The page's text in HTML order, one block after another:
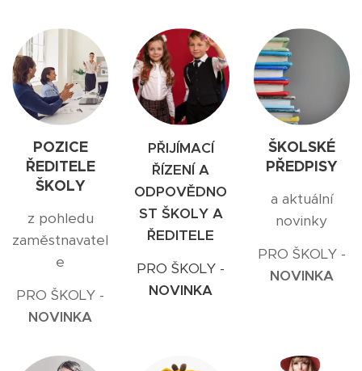
POZICE
ŘEDITELE
ŠKOLY
z pohledu
zaměstnavatel
e
PRO ŠKOLY -
NOVINKA
PŘIJÍMACÍ
ŘÍZENÍ A
ODPOVĚDNO
ST ŠKOLY A
ŘEDITELE
PRO ŠKOLY -
NOVINKA
ŠKOLSKÉ
PŘEDPISY
a aktuální
novinky
PRO ŠKOLY -
NOVINKA